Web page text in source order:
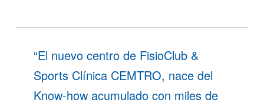
“El nuevo centro de FisioClub &
Sports Clínica CEMTRO, nace del
Know-how acumulado con miles de